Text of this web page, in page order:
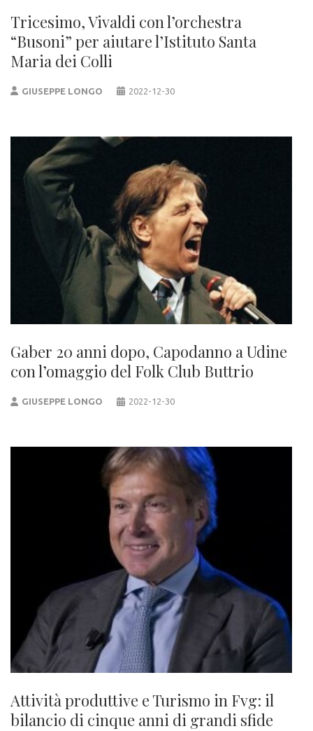
Tricesimo, Vivaldi con l’orchestra
“Busoni” per aiutare l’Istituto Santa
Maria dei Colli
GIUSEPPE LONGO 2022-12-30
Gaber 20 anni dopo, Capodanno a Udine
con l’omaggio del Folk Club Buttrio
GIUSEPPE LONGO 2022-12-30
Attività produttive e Turismo in Fvg: il
bilancio di cinque anni di grandi sfide